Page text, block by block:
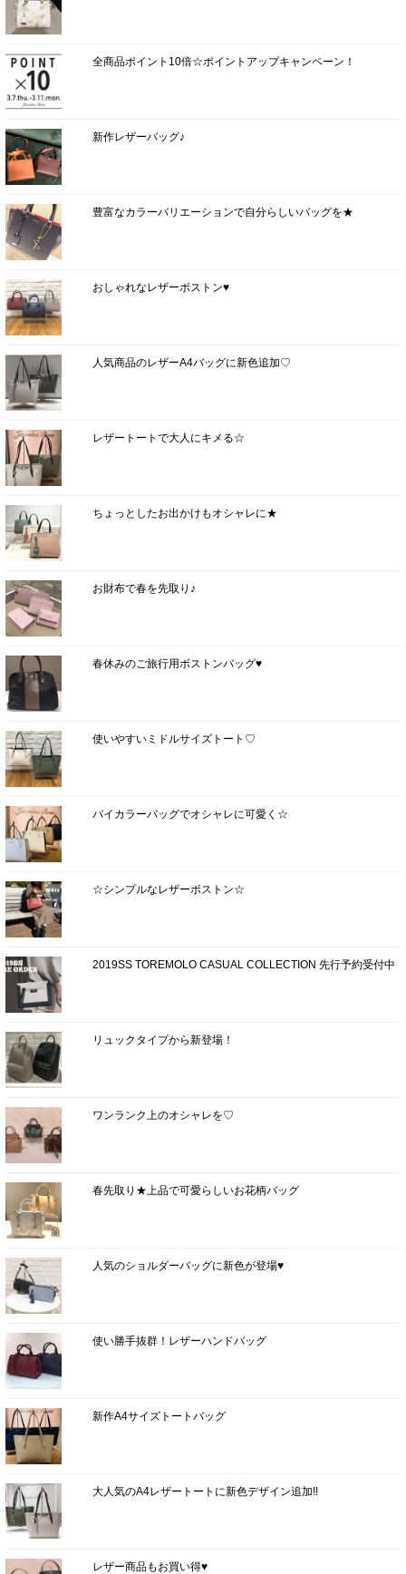
全商品ポイント10倍☆ポイントアップキャンペーン！
新作レザーバッグ♪
豊富なカラーバリエーションで自分らしいバッグを★
おしゃれなレザーボストン♥
人気商品のレザーA4バッグに新色追加♡
レザートートで大人にキメる☆
ちょっとしたお出かけもオシャレに★
お財布で春を先取り♪
春休みのご旅行用ボストンバッグ♥
使いやすいミドルサイズトート♡
バイカラーバッグでオシャレに可愛く☆
☆シンプルなレザーボストン☆
2019SS TOREMOLO CASUAL COLLECTION 先行予約受付中
リュックタイプから新登場！
ワンランク上のオシャレを♡
春先取り★上品で可愛らしいお花柄バッグ
人気のショルダーバッグに新色が登場♥
使い勝手抜群！レザーハンドバッグ
新作A4サイズトートバッグ
大人気のA4レザートートに新色デザイン追加!!
レザー商品もお買い得♥